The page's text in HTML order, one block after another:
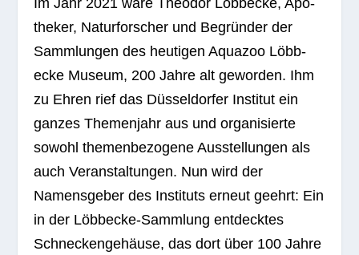
Im Jahr 2021 wäre Theo­dor Löbb­ecke, Apo­
the­ker, Natur­for­scher und Begrün­der der
Samm­lun­gen des heu­ti­gen Aqua­zoo Löbb­
ecke Museum, 200 Jahre alt gewor­den. Ihm
zu Ehren rief das Düs­sel­dor­fer Insti­tut ein
gan­zes The­men­jahr aus und orga­ni­sierte
sowohl the­men­be­zo­gene Aus­stel­lun­gen als
auch Ver­an­stal­tun­gen. Nun wird der
Namens­ge­ber des Insti­tuts erneut geehrt: Ein
in der Löbb­ecke-Samm­lung ent­deck­tes
Schne­cken­ge­häuse, das dort über 100 Jahre